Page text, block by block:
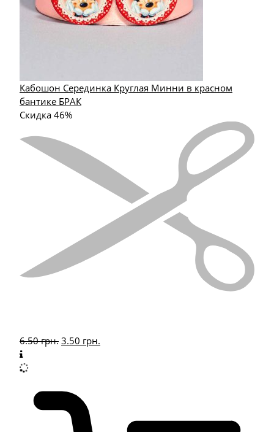
Кабошон Серединка Круглая Минни в красном
бантике БРАК
Скидка 46%
6.50грн. 3.50 грн.